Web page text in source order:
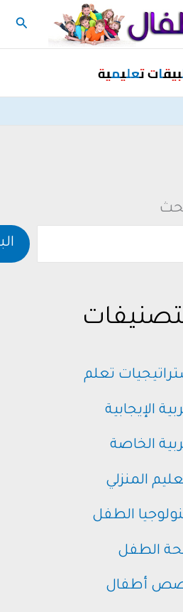
تعليمية
تعلم
الإيجابية
الخاصة
المنزلي
الطفل
الطفل
أطفال